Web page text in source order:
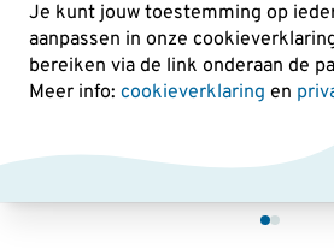
Je kunt jouw toestemming op
aanpassen in onze
bereiken via de link onderaan de
Meer info: cookieverklaring en